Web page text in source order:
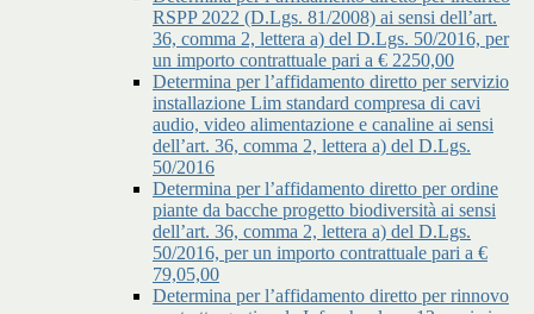
RSPP 2022 (D.Lgs. 81/2008) ai sensi dell’art.
36, comma 2, lettera a) del D.Lgs. 50/2016, per
un importo contrattuale pari a € 2250,00
Determina per l’affidamento diretto per servizio
installazione Lim standard compresa di cavi
audio, video alimentazione e canaline ai sensi
dell’art. 36, comma 2, lettera a) del D.Lgs.
50/2016
Determina per l’affidamento diretto per ordine
piante da bacche progetto biodiversità ai sensi
dell’art. 36, comma 2, lettera a) del D.Lgs.
50/2016, per un importo contrattuale pari a €
79,05,00
Determina per l’affidamento diretto per rinnovo